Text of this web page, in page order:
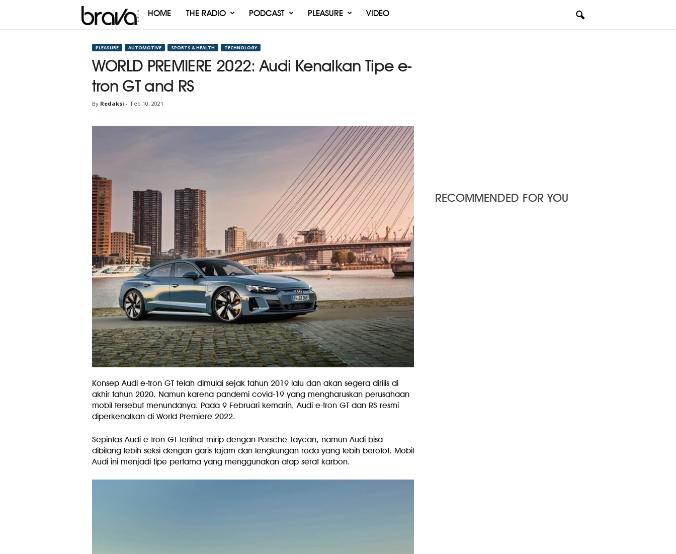
Brava
HOME THE RADIO PODCAST PLEASURE VIDEO
PLEASURE AUTOMOTIVE SPORTS & HEALTH TECHNOLOGY
WORLD PREMIERE 2022: Audi Kenalkan Tipe e-
tron GT and RS
By Redaksi - Feb 10, 2021
Konsep Audi e-tron GT telah dimulai sejak tahun 2019 lalu dan akan segera dirilis di
akhir tahun 2020. Namun karena pandemi covid-19 yang mengharuskan perusahaan
mobil tersebut menundanya. Pada 9 Februari kemarin, Audi e-tron GT dan RS resmi
diperkenalkan di World Premiere 2022.
Sepintas Audi e-tron GT terlihat mirip dengan Porsche Taycan, namun Audi bisa
dibilang lebih seksi dengan garis tajam dan lengkungan roda yang lebih berotot. Mobil
Audi ini menjadi tipe pertama yang menggunakan atap serat karbon.
RECOMMENDED FOR YOU